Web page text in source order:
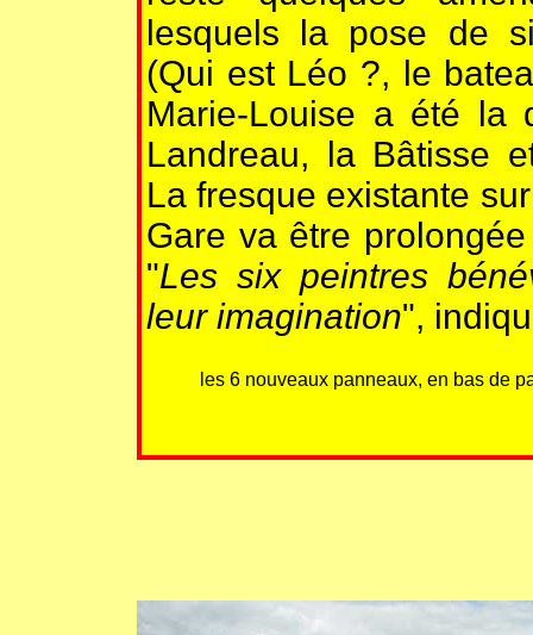
lesquels la pose de
(Qui est Léo ?, le
Marie-Louise a été la
Landreau, la Bâtisse
La fresque existante
Gare va être
"Les six peintres
leur imagination",
les 6 nouveaux panneaux, en bas de